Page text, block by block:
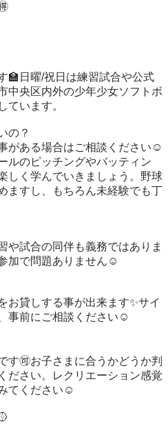
🏫日曜/祝日は練習試合や公式
中央区内外の少年少女ソフトボ
ています。
の？
がある場合はご相談ください☺️
ルのピッチングやバッティン
しく学んでいきましょう。野球
ますし、もちろん未経験でも丁
や試合の同伴も義務ではありま
加で問題ありません☺️
お貸しする事が出来ます✨サイ
事前にご相談ください☺️
す🉑お子さまに合うかどうか判
ださい。レクリエーション感覚
てください☺️